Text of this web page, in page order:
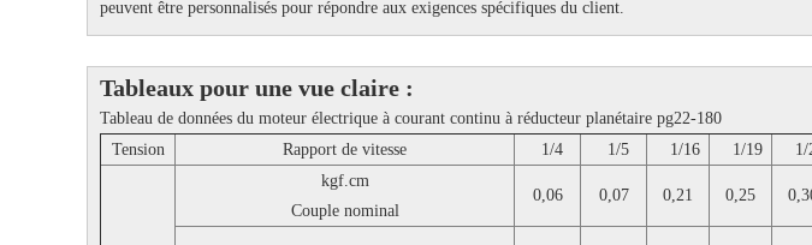
peuvent être personnalisés pour répondre aux exigences spécifiques du client.
Tableaux pour une vue claire :
Tableau de données du moteur électrique à courant continu à réducteur planétaire pg22-180
Tension
Rapport de vitesse 1/4 1/5 1/16 1/19 1/
kgf.cm
Couple nominal
0,06 0,07 0,21 0,25